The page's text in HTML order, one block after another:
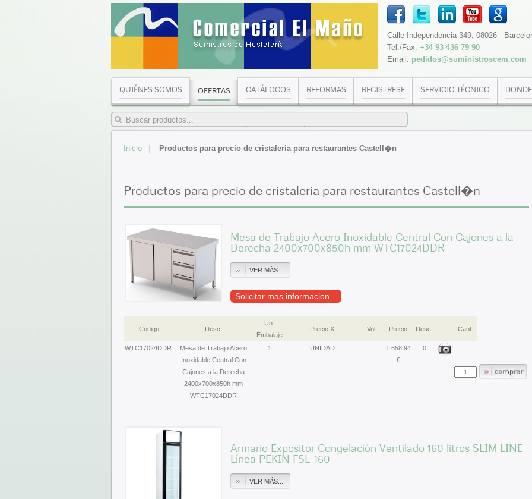
Calle Independencia 349, 08026 -
Tel./Fax: +34 93 436 79 90
Email: pedidos@suministroscem.com
QUIÉNES SOMOS OFERTAS CATÁLOGOS REFORMAS REGISTRESE SERVICIO TÉCNICO
Inicio Productos para precio de cristaleria para restaurantes Castell�n
Productos para precio de cristaleria para restaurantes Castell�n
Mesa de Trabajo Acero Inoxidable Central Con Cajones a la
Derecha 2400x700x850h mm WTC17024DDR
VER MÁS...
Solicitar mas informacion...
Codigo Desc.
Un.
Embalaje
Precio X Vol. Precio Desc. Cant.
WTC17024DDR
Mesa de Trabajo Acero
Inoxidable Central Con
Cajones a la Derecha
2400x700x850h mm
WTC17024DDR
1 UNIDAD
1.658,94
€
0
Armario Expositor Congelación Ventilado 160 litros SLIM LINE
Línea PEKIN FSL-160
VER MÁS...